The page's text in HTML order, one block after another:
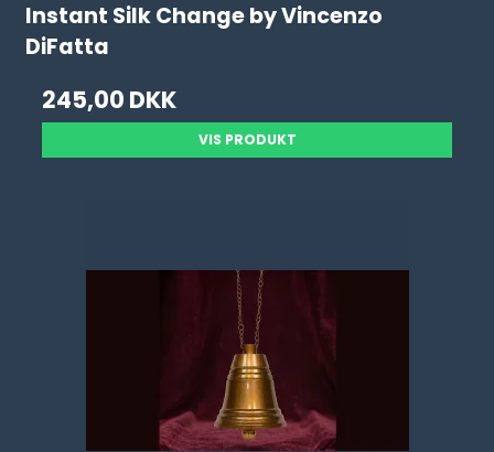
Instant Silk Change by Vincenzo
DiFatta
245,00 DKK
VIS PRODUKT